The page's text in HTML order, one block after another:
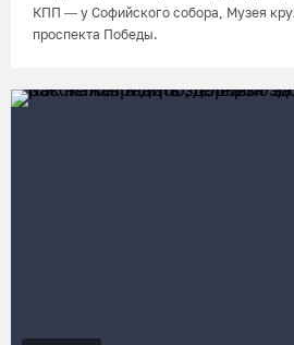
КПП — у Софийского собора, Музея
проспекта Победы.